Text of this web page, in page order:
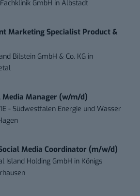
GmbH inAlbstadt
Marketing Specialist Product &
Bilstein GmbH & Co. KG in
Media Manager (w/m/d)
- Südwestfalen Energie und Wasser
Media Coordinator (m/w/d)
Island Holding GmbH in Königs